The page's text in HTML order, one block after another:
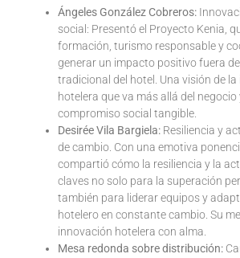
Ángeles González Cobreros:
social: Presentó el Proyecto Kenia,
formación, turismo responsable y
generar un impacto positivo fuera
tradicional del hotel. Una visión de
hotelera que va más allá del negocio
compromiso social tangible.
Desirée Vila Bargiela: Resiliencia y
de cambio. Con una emotiva
compartió cómo la resiliencia y la
claves no solo para la superación
también para liderar equipos y
hotelero en constante cambio. Su
innovación hotelera con alma.
Mesa redonda sobre distribución: